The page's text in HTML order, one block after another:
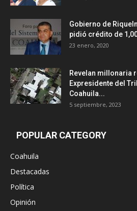
Gobierno de
pidió crédito de
23 enero, 2020
Revelan millonaria
Expresidente del
Coahuila...
5 septiembre, 2023
POPULAR CATEGORY
Coahuila
Destacadas
Política
Opinión